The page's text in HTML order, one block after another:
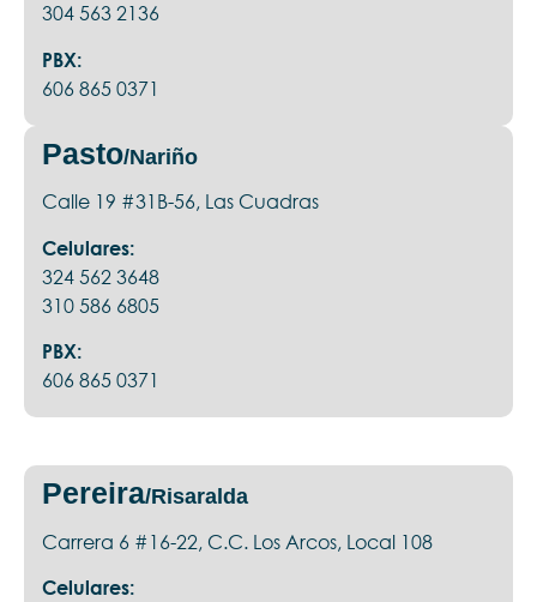
304 563 2136
PBX:
606 865 0371
Pasto/Nariño
Calle 19 #31B-56, Las Cuadras
Celulares:
324 562 3648
310 586 6805
PBX:
606 865 0371
Pereira/Risaralda
Carrera 6 #16-22, C.C. Los Arcos, Local 108
Celulares: